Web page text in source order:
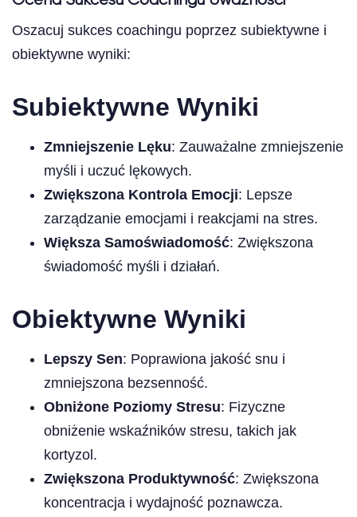
Oszacuj sukces coachingu poprzez subiektywne i
obiektywne wyniki:
Subiektywne Wyniki
Zmniejszenie Lęku: Zauważalne zmniejszenie
myśli i uczuć lękowych.
Zwiększona Kontrola Emocji: Lepsze
zarządzanie emocjami i reakcjami na stres.
Większa Samoświadomość: Zwiększona
świadomość myśli i działań.
Obiektywne Wyniki
Lepszy Sen: Poprawiona jakość snu i
zmniejszona bezsenność.
Obniżone Poziomy Stresu: Fizyczne
obniżenie wskaźników stresu, takich jak
kortyzol.
Zwiększona Produktywność: Zwiększona
koncentracja i wydajność poznawcza.